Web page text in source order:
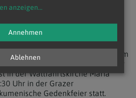
Diözese Linz.
sternenkinder
Seckau finden einige
am 9. Dezember um 18:30 Uhr im
Dezember findet u.a. um 17 Uhr
in der Wallfahrtskirche Maria
Uhr in der Grazer
Gedenkfeier statt.
anzeigen...
Ablehnen
Annehmen